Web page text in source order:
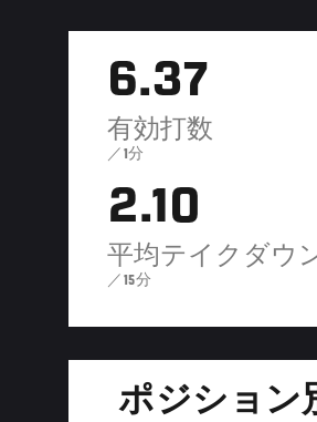
6.37
有効打数
／1分
2.10
平均テイクダウ
／15分
ポジション